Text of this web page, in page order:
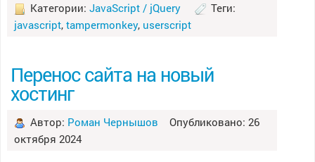
Категории: JavaScript / jQuery
Теги:
javascript, tampermonkey, userscript
Перенос сайта на новый
хостинг
Автор: Роман Чернышов Опубликовано: 26
октября 2024